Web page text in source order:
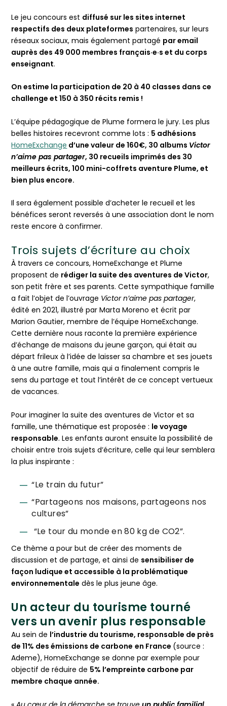
Le jeu concours est diffusé sur les sites internet
respectifs des deux plateformes partenaires, sur leurs
réseaux sociaux, mais également partagé par email
auprès des 49 000 membres français·e·s et du corps
enseignant.
On estime la participation de 20 à 40 classes dans ce
challenge et 150 à 350 récits remis !
L’équipe pédagogique de Plume formera le jury. Les plus
belles histoires recevront comme lots : 5 adhésions
HomeExchange d’une valeur de 160€‍, 30 albums Victor
n’aime pas partager, 30 recueils imprimés des 30
meilleurs écrits‍, 100 mini-coffrets aventure Plume‍, et
bien plus encore.
Il sera également possible d’acheter le recueil et les
bénéfices seront reversés à une association dont le nom
reste encore à confirmer.
Trois sujets d’écriture au choix
À travers ce concours, HomeExchange et Plume
proposent de rédiger la suite des aventures de Victor,
son petit frère et ses parents. Cette sympathique famille
a fait l’objet de l’ouvrage Victor n’aime pas partager,
édité en 2021, illustré par Marta Moreno et écrit par
Marion Gautier, membre de l’équipe HomeExchange.
Cette dernière nous raconte la première expérience
d’échange de maisons du jeune garçon, qui était au
départ frileux à l’idée de laisser sa chambre et ses jouets
à une autre famille, mais qui a finalement compris le
sens du partage et tout l’intérêt de ce concept vertueux
de vacances.
Pour imaginer la suite des aventures de Victor et sa
famille, une thématique est proposée : le voyage
responsable. Les enfants auront ensuite la possibilité de
choisir entre trois sujets d’écriture, celle qui leur semblera
la plus inspirante :
“Le train du futur”
“Partageons nos maisons, partageons nos
cultures”
“Le tour du monde en 80 kg de CO2”.
Ce thème a pour but de créer des moments de
discussion et de partage, et ainsi de sensibiliser de
façon ludique et accessible à la problématique
environnementale dès le plus jeune âge.
Un acteur du tourisme tourné
vers un avenir plus responsable
Au sein de l’industrie du tourisme, responsable de près
de 11% des émissions de carbone en France (source :
Ademe), HomeExchange se donne par exemple pour
objectif de réduire de 5% l’empreinte carbone par
membre chaque année.